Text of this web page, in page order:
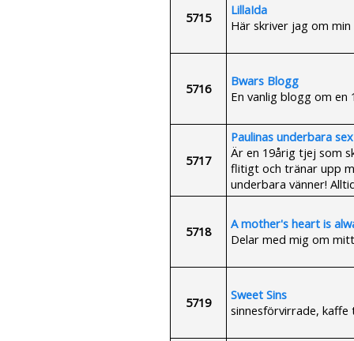
5715
LillaIda
Här skriver jag om
5716
Bwars Blogg
En vanlig blogg om en
5717
Paulinas underbara sex
Är en 19årig tjej som
flitigt och tränar upp
underbara vänner!
5718
A mother's heart is
Delar med mig om
5719
Sweet Sins
sinnesförvirrade,